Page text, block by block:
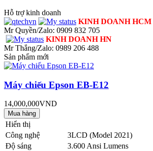
Hỗ trợ kinh doanh
KINH DOANH HCM
Mr Quyền/Zalo: 0909 832 705
KINH DOANH HN
Mr Thắng/Zalo: 0989 206 488
Sản phẩm mới
Máy chiếu Epson EB-E12
14,000,000VND
Hiển thị
Công nghệ
3LCD (Model 2021)
Độ sáng
3.600 Ansi Lumens